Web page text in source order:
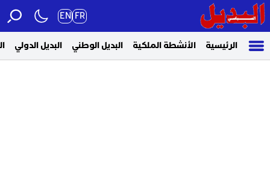
FR
EN
الرئيسية الأنشطة الملكية البديل الوطني البديل الدولي